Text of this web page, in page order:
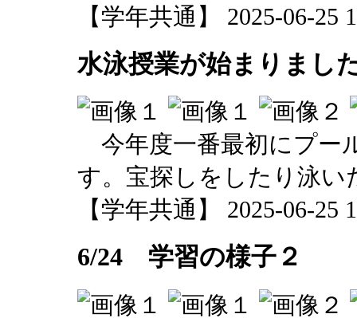
【学年共通】 2025-06-25
水泳授業が始まりまし
今年度一番最初にプー
す。宝探しをしたり泳
【学年共通】 2025-06-25
6/24 学習の様子２